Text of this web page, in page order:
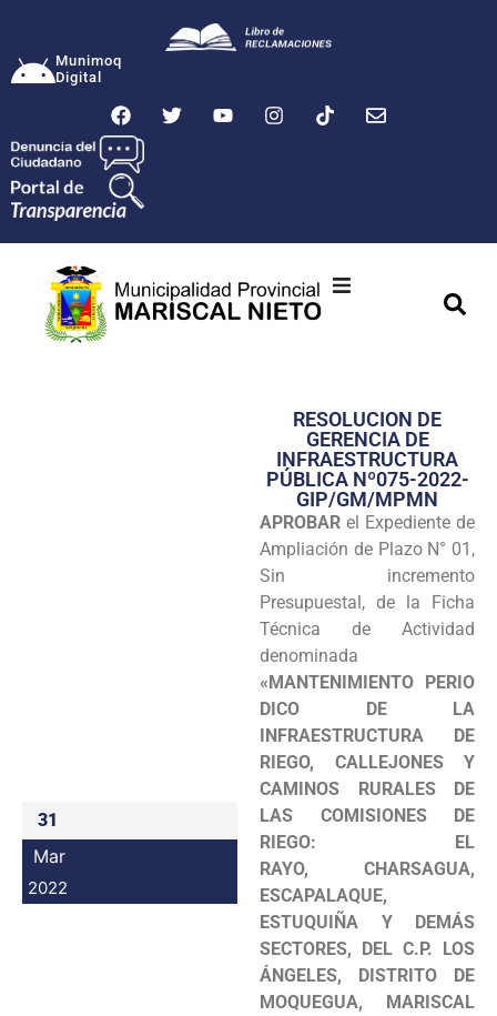
Munimoq
Digital
Transparencia
Seguridad
Programas
Intranet
31
Mar
2022
RESOLUCION DE
GERENCIA DE
INFRAESTRUCTURA
PÚBLICA Nº075-2022-
GIP/GM/MPMN
APROBAR el Expediente de
Ampliación de Plazo N° 01,
Sin incremento
Presupuestal, de la Ficha
Técnica de Actividad
denominada
«MANTENIMIENTO PERIO
DICO DE LA
INFRAESTRUCTURA DE
RIEGO, CALLEJONES Y
CAMINOS RURALES DE
LAS COMISIONES DE
RIEGO: EL
RAYO, CHARSAGUA,
ESCAPALAQUE,
ESTUQUIÑA Y DEMÁS
SECTORES, DEL C.P. LOS
ÁNGELES, DISTRITO DE
MOQUEGUA, MARISCAL